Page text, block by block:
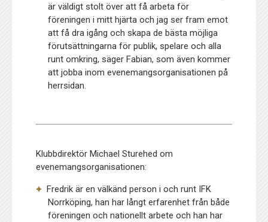
är väldigt stolt över att få arbeta för
föreningen i mitt hjärta och jag ser fram emot
att få dra igång och skapa de bästa möjliga
förutsättningarna för publik, spelare och alla
runt omkring, säger Fabian, som även kommer
att jobba inom evenemangsorganisationen på
herrsidan.
Klubbdirektör Michael Sturehed om
evenemangsorganisationen:
Fredrik är en välkänd person i och runt IFK
Norrköping, han har långt erfarenhet från både
föreningen och nationellt arbete och han har